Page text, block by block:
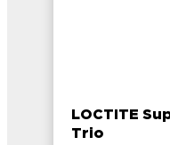
LOCTITE
Trio